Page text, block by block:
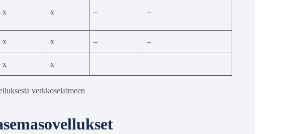
x x – –
x x – –
x x – –
verkkoselaimeen